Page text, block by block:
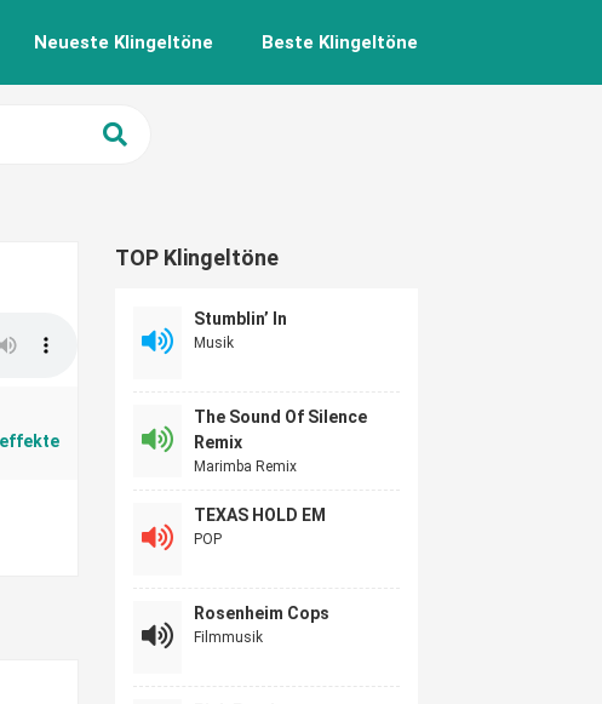
Neueste Klingeltöne Beste Klingeltöne
TOP Klingeltöne
Stumblin’ In
Musik
The Sound Of Silence
Remix
Marimba Remix
TEXAS HOLD EM
POP
Rosenheim Cops
Filmmusik